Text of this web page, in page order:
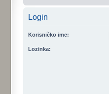
Login
Korisničko ime:
Lozinka: